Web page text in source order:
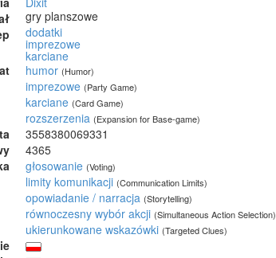
gry planszowe
dodatki
imprezowe
karciane
humor (Humor)
imprezowe (Party Game)
karciane (Card Game)
rozszerzenia (Expansion for Base-game)
3558380069331
4365
głosowanie (Voting)
limity komunikacji (Communication Limits)
opowiadanie / narracja (Storytelling)
równoczesny wybór akcji (Simultaneous Action Selection)
ukierunkowane wskazówki (Targeted Clues)